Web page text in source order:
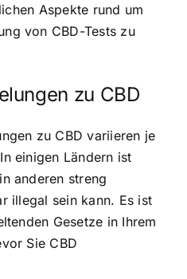
Aspekte rund um
von CBD-Tests zu
zu CBD
zu CBD variieren je
einigen Ländern ist
anderen streng
illegal sein kann. Es ist
Gesetze in Ihrem
Sie CBD